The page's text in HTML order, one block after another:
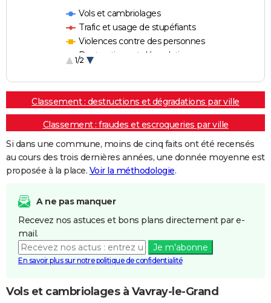
Vols et cambriolages
Trafic et usage de stupéfiants
Violences contre des personnes
Destructions et dégradations
1/2
Classement : destructions et dégradations par ville
Classement : fraudes et escroqueries par ville
Si dans une commune, moins de cinq faits ont été recensés
au cours des trois dernières années, une donnée moyenne est
proposée à la place. Voir la méthodologie.
A ne pas manquer
Recevez nos astuces et bons plans directement par e-
mail.
Je m'abonne
En savoir plus sur notre politique de confidentialité
Vols et cambriolages à Vavray-le-Grand